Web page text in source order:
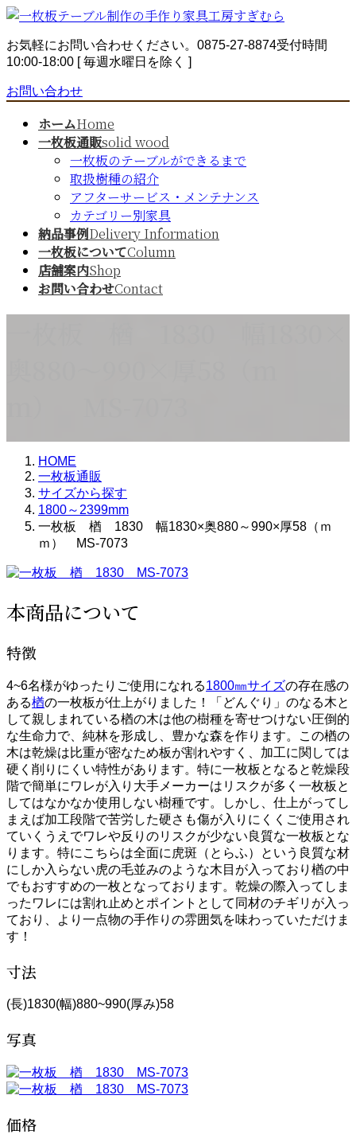
コ
テ
ン
へ
ナ
ゲ
ー
ョ
お気軽にお問い合わせください。 0875-27-8874受付時間
10:00-18:00 [ 毎週水曜日を除く ]
お問い合わせ
ホームHome
一枚板通販solid wood
一枚板のテーブルができるまで
取扱樹種の紹介
アフターサービス・メンテナンス
カテゴリー別家具
納品事例Delivery Information
一枚板についてColumn
店舗案内Shop
お問い合わせContact
HOME
一枚板通販
サイズから探す
1800～2399mm
一枚板 楢 1830 幅1830×奥880～990×厚58（ｍ
ｍ） MS-7073
本商品について
特徴
4~6名様がゆったりご使用になれる1800㎜サイズの存在感の
ある楢の一枚板が仕上がりました！「どんぐり」のなる木と
して親しまれている楢の木は他の樹種を寄せつけない圧倒的
な生命力で、純林を形成し、豊かな森を作ります。この楢の
木は乾燥は比重が密なため板が割れやすく、加工に関しては
硬く削りにくい特性があります。特に一枚板となると乾燥段
階で簡単にワレが入り大手メーカーはリスクが多く一枚板と
してはなかなか使用しない樹種です。しかし、仕上がってし
まえば加工段階で苦労した硬さも傷が入りにくくご使用され
ていくうえでワレや反りのリスクが少ない良質な一枚板とな
ります。特にこちらは全面に虎斑（とらふ）という良質な材
にしか入らない虎の毛並みのような木目が入っており楢の中
でもおすすめの一枚となっております。乾燥の際入ってしま
ったワレには割れ止めとポイントとして同材のチギリが入っ
ており、より一点物の手作りの雰囲気を味わっていただけま
す！
寸法
(長)1830(幅)880~990(厚み)58
写真
価格